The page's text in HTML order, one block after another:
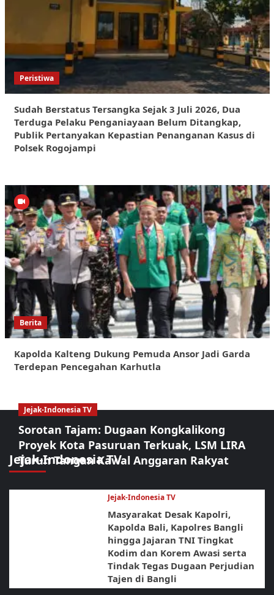
Peristiwa
Sudah Berstatus Tersangka Sejak 3 Juli 2026, Dua
Terduga Pelaku Penganiayaan Belum Ditangkap,
Publik Pertanyakan Kepastian Penanganan Kasus di
Polsek Rogojampi
Berita
Kapolda Kalteng Dukung Pemuda Ansor Jadi Garda
Terdepan Pencegahan Karhutla
Jejak-Indonesia TV
Jejak-Indonesia TV
Sorotan Tajam: Dugaan Kongkalikong
Proyek Kota Pasuruan Terkuak, LSM LIRA
Turun Tangan Kawal Anggaran Rakyat
Jejak-Indonesia TV
Masyarakat Desak Kapolri,
Kapolda Bali, Kapolres Bangli
hingga Jajaran TNI Tingkat
Kodim dan Korem Awasi serta
Tindak Tegas Dugaan Perjudian
Tajen di Bangli